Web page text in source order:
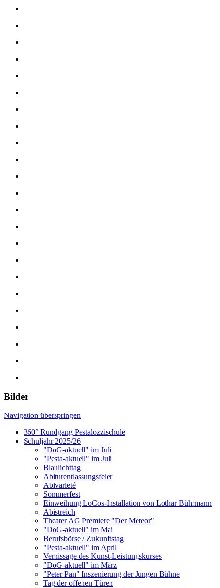
Bilder
Navigation überspringen
360° Rundgang Pestalozzischule
Schuljahr 2025/26
"DoG-aktuell" im Juli
"Pesta-aktuell" im Juli
Blaulichttag
Abiturentlassungsfeier
Abivarieté
Sommerfest
Einweihung LoCos-Installation von Lothar Bührmann
Abistreich
Theater AG Premiere "Der Meteor"
"DoG-aktuell" im Mai
Berufsbörse / Zukunftstag
"Pesta-aktuell" im April
Vernissage des Kunst-Leistungskurses
"DoG-aktuell" im März
"Peter Pan" Inszenierung der Jungen Bühne
Tag der offenen Türen